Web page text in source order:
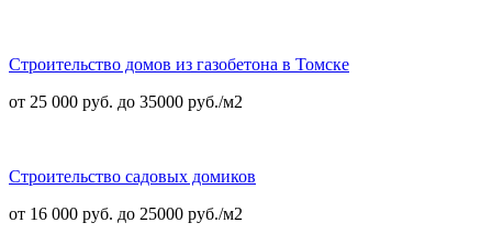
Строительство домов из газобетона в Томске
от 25 000 руб. до 35000 руб./м2
Строительство садовых домиков
от 16 000 руб. до 25000 руб./м2